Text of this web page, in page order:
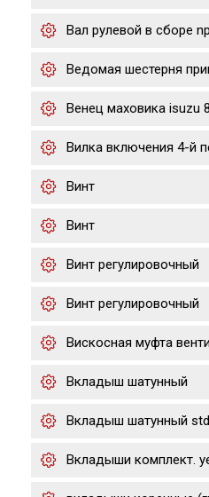
Вал рулевой в сборе
Ведомая шестерня
Венец маховика isuzu
Вилка включения 4-й
Винт
Винт
Винт регулировочный
Винт регулировочный
Вискосная муфта
Вкладыш шатунный
Вкладыш шатунный std
Вкладыши комплект.